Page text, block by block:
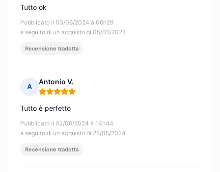
Pubblicato il 03/06/2024 à 06h29
a seguito di un acquisto di 05/05/2024
Tutto ok
Recensione tradotta
A
Antonio V.
Nota: 5 su 5
Pubblicato il 02/06/2024 à 14h44
a seguito di un acquisto di 25/05/2024
Tutto è perfetto
Recensione tradotta